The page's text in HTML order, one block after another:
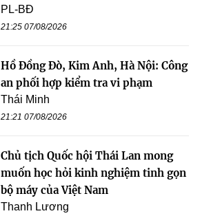
PL-BĐ
21:25 07/08/2026
Hồ Đồng Đò, Kim Anh, Hà Nội: Công
an phối hợp kiểm tra vi phạm
Thái Minh
21:21 07/08/2026
Chủ tịch Quốc hội Thái Lan mong
muốn học hỏi kinh nghiệm tinh gọn
bộ máy của Việt Nam
Thanh Lương